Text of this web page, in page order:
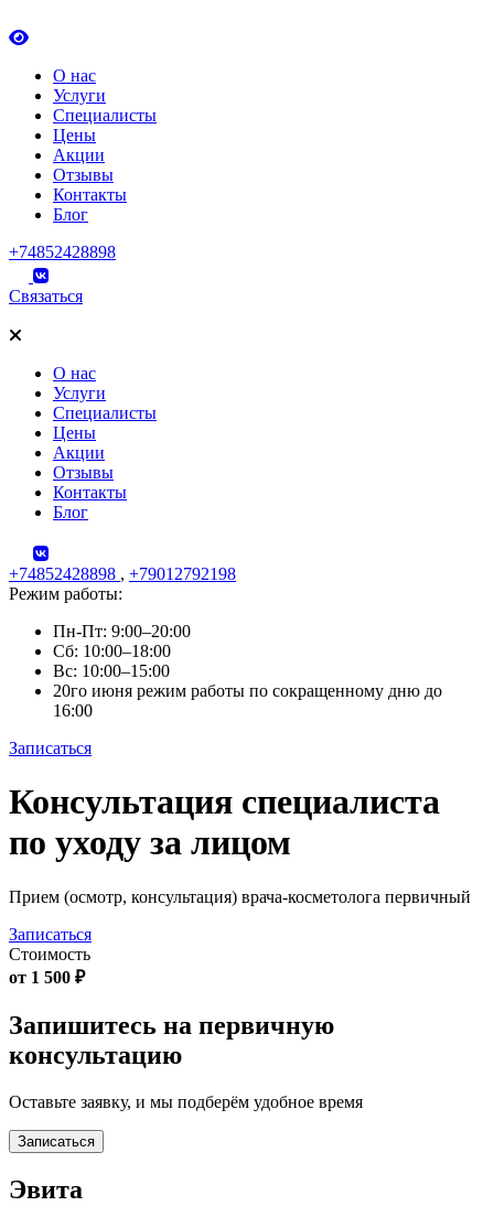
О нас
Услуги
Специалисты
Цены
Акции
Отзывы
Контакты
Блог
+74852428898
Связаться
О нас
Услуги
Специалисты
Цены
Акции
Отзывы
Контакты
Блог
+74852428898 , +79012792198
Режим работы:
Пн-Пт: 9:00–20:00
Сб: 10:00–18:00
Вс: 10:00–15:00
20го июня режим работы по сокращенному дню до
16:00
Записаться
Skip
to
Консультация специалиста
по уходу за лицом
Прием (осмотр, консультация) врача-косметолога первичный
Записаться
Стоимость
от 1 500 ₽
Запишитесь на первичную
консультацию
Оставьте заявку, и мы подберём удобное время
Записаться
Эвита